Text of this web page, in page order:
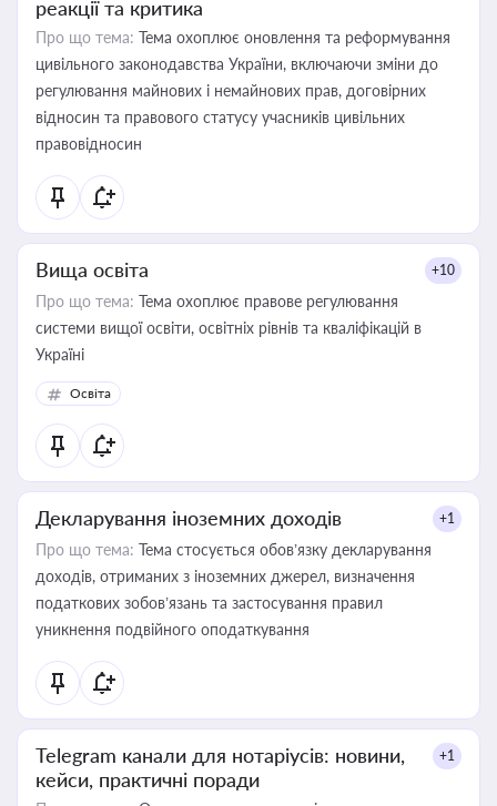
реакції та критика
Про що тема: Тема охоплює оновлення та реформування
цивільного законодавства України, включаючи зміни до
регулювання майнових і немайнових прав, договірних
відносин та правового статусу учасників цивільних
правовідносин
Вища освіта +10
Про що тема: Тема охоплює правове регулювання
системи вищої освіти, освітніх рівнів та кваліфікацій в
Україні
Освіта
Декларування іноземних доходів +1
Про що тема: Тема стосується обов’язку декларування
доходів, отриманих з іноземних джерел, визначення
податкових зобов’язань та застосування правил
уникнення подвійного оподаткування
Telegram канали для нотаріусів: новини,
кейси, практичні поради
+1